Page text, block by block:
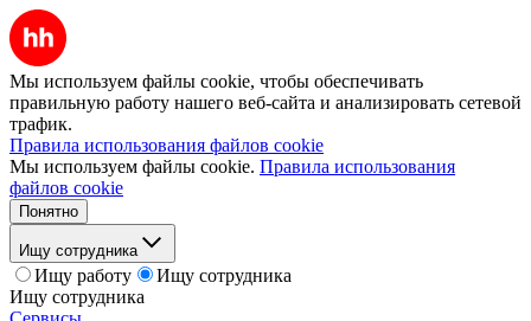
Мы используем файлы cookie, чтобы обеспечивать
правильную работу нашего веб-сайта и анализировать сетевой
трафик.
Правила использования файлов cookie
Мы используем файлы cookie. Правила использования
файлов cookie
Понятно
Ищу сотрудника
Ищу работу
Ищу сотрудника
Ищу сотрудника